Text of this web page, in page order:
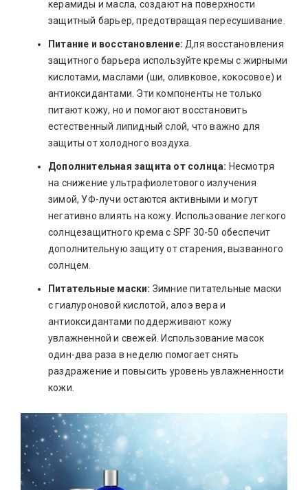
керамиды и масла, создают на поверхности
защитный барьер, предотвращая пересушивание.
Питание и восстановление: Для восстановления
защитного барьера используйте кремы с жирными
кислотами, маслами (ши, оливковое, кокосовое) и
антиоксидантами. Эти компоненты не только
питают кожу, но и помогают восстановить
естественный липидный слой, что важно для
защиты от холодного воздуха.
Дополнительная защита от солнца: Несмотря
на снижение ультрафиолетового излучения
зимой, УФ-лучи остаются активными и могут
негативно влиять на кожу. Использование легкого
солнцезащитного крема с SPF 30-50 обеспечит
дополнительную защиту от старения, вызванного
солнцем.
Питательные маски: Зимние питательные маски
с гиалуроновой кислотой, алоэ вера и
антиоксидантами поддерживают кожу
увлажненной и свежей. Использование масок
один-два раза в неделю помогает снять
раздражение и повысить уровень увлажненности
кожи.